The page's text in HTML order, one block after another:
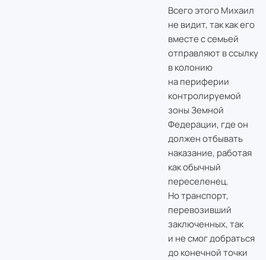
Всего этого Михаил
не видит, так как его
вместе с семьей
отправляют в ссылку
в колонию
на периферии
контролируемой
зоны Земной
Федерации, где он
должен отбывать
наказание, работая
как обычный
переселенец.
Но транспорт,
перевозивший
заключенных, так
и не смог добраться
до конечной точки